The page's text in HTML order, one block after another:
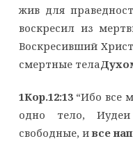
жив для
воскресил из
Воскресивший
смертные тела
1Кор.12:13“Ибо все
одно тело,
свободные, ивсе